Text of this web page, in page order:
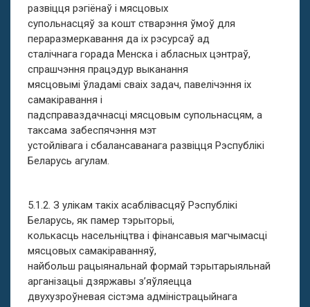
развіцця рэгіёнаў і мясцовых
супольнасцяў за кошт стварэння ўмоў для
пераразмеркавання да іх рэсурсаў ад
сталічнага горада Менска і абласных цэнтраў,
спрашчэння працэдур выканання
мясцовымі ўладамі сваіх задач, павелічэння іх
самакіравання і
падсправаздачнасці мясцовым супольнасцям, а
таксама забеспячэння мэт
устойлівага і сбалансаванага развіцця Рэспублікі
Беларусь агулам.
5.1.2. З улікам такіх асаблівасцяў Рэспублікі
Беларусь, як памер тэрыторыі,
колькасць насельніцтва і фінансавыя магчымасці
мясцовых самакіраванняў,
найбольш рацыянальнай формай тэрытарыяльнай
арганізацыі дзяржавы з’яўляецца
двухузроўневая сістэма адміністрацыйнага